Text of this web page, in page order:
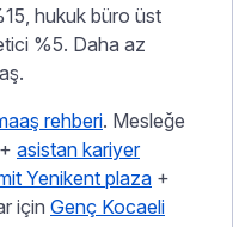
hukuk büro üst
%5. Daha az
rehberi. Mesleğe
+ asistan kariyer
Yenikent plaza +
için Genç Kocaeli